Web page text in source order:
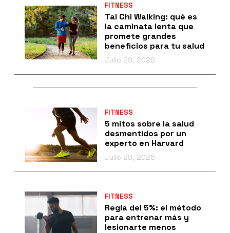
FITNESS
Tai Chi Walking: qué es
la caminata lenta que
promete grandes
beneficios para tu salud
Julio 29, 2026
FITNESS
5 mitos sobre la salud
desmentidos por un
experto en Harvard
Julio 28, 2026
FITNESS
Regla del 5%: el método
para entrenar más y
lesionarte menos